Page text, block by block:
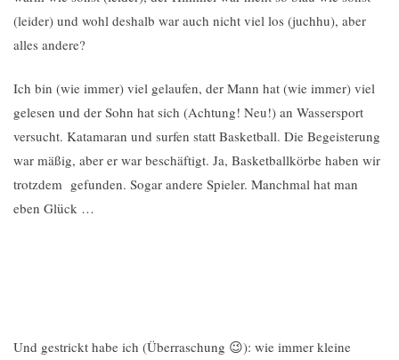
(leider) und wohl deshalb war auch nicht viel los (juchhu), aber
alles andere?
Ich bin (wie immer) viel gelaufen, der Mann hat (wie immer) viel
gelesen und der Sohn hat sich (Achtung! Neu!) an Wassersport
versucht. Katamaran und surfen statt Basketball. Die Begeisterung
war mäßig, aber er war beschäftigt. Ja, Basketballkörbe haben wir
trotzdem gefunden. Sogar andere Spieler. Manchmal hat man
eben Glück …
Und gestrickt habe ich (Überraschung 😉): wie immer kleine